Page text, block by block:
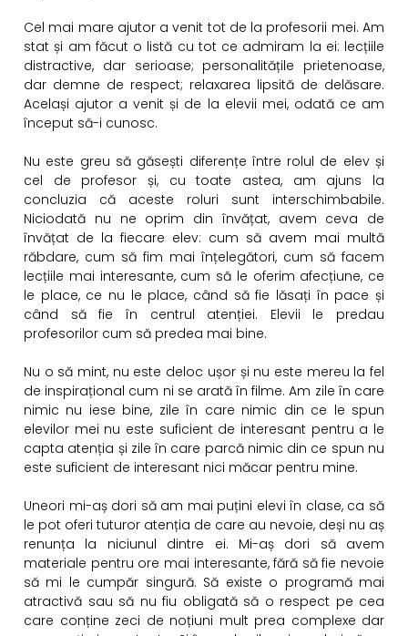
Cel mai mare ajutor a venit tot de la profesorii mei. Am
stat și am făcut o listă cu tot ce admiram la ei: lecțiile
distractive, dar serioase; personalitățile prietenoase,
dar demne de respect; relaxarea lipsită de delăsare.
Același ajutor a venit și de la elevii mei, odată ce am
început să-i cunosc.
Nu este greu să găsești diferențe între rolul de elev și
cel de profesor și, cu toate astea, am ajuns la
concluzia că aceste roluri sunt interschimbabile.
Niciodată nu ne oprim din învățat, avem ceva de
învățat de la fiecare elev: cum să avem mai multă
răbdare, cum să fim mai înțelegători, cum să facem
lecțiile mai interesante, cum să le oferim afecțiune, ce
le place, ce nu le place, când să fie lăsați în pace și
când să fie în centrul atenției. Elevii le predau
profesorilor cum să predea mai bine.
Nu o să mint, nu este deloc ușor și nu este mereu la fel
de inspirațional cum ni se arată în filme. Am zile în care
nimic nu iese bine, zile în care nimic din ce le spun
elevilor mei nu este suficient de interesant pentru a le
capta atenția și zile în care parcă nimic din ce spun nu
este suficient de interesant nici măcar pentru mine.
Uneori mi-aș dori să am mai puțini elevi în clase, ca să
le pot oferi tuturor atenția de care au nevoie, deși nu aș
renunța la niciunul dintre ei. Mi-aș dori să avem
materiale pentru ore mai interesante, fără să fie nevoie
să mi le cumpăr singură. Să existe o programă mai
atractivă sau să nu fiu obligată să o respect pe cea
care conține zeci de noțiuni mult prea complexe dar